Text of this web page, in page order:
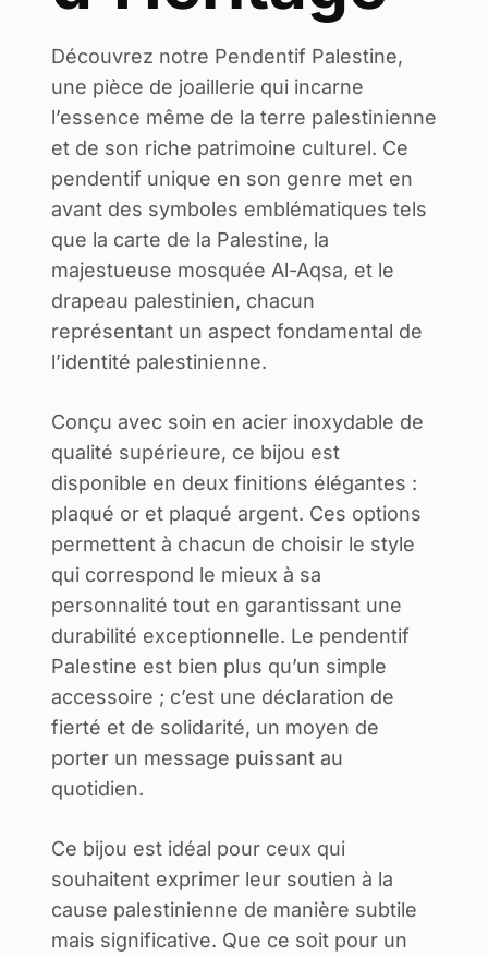
Découvrez notre Pendentif Palestine,
une pièce de joaillerie qui incarne
l’essence même de la terre palestinienne
et de son riche patrimoine culturel. Ce
pendentif unique en son genre met en
avant des symboles emblématiques tels
que la carte de la Palestine, la
majestueuse mosquée Al-Aqsa, et le
drapeau palestinien, chacun
représentant un aspect fondamental de
l’identité palestinienne.
Conçu avec soin en acier inoxydable de
qualité supérieure, ce bijou est
disponible en deux finitions élégantes :
plaqué or et plaqué argent. Ces options
permettent à chacun de choisir le style
qui correspond le mieux à sa
personnalité tout en garantissant une
durabilité exceptionnelle. Le pendentif
Palestine est bien plus qu’un simple
accessoire ; c’est une déclaration de
fierté et de solidarité, un moyen de
porter un message puissant au
quotidien.
Ce bijou est idéal pour ceux qui
souhaitent exprimer leur soutien à la
cause palestinienne de manière subtile
mais significative. Que ce soit pour un